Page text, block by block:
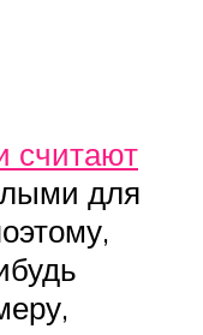
считают
для